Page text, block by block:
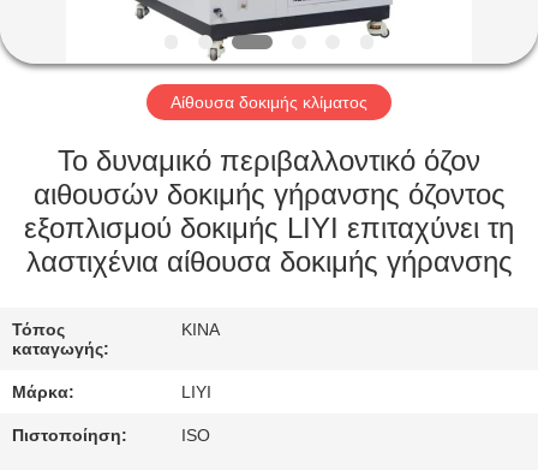
ΓΎΡΟΣ
ΕΡΓΟΣΤΑΣΊΩΝ
ΠΟΙΟΤΙΚΌΣ
ΈΛΕΓΧΟΣ
ΕΛΆΤΕ
ΣΕ
ΕΠΑΦΉ
ΜΕ
Αίθουσα δοκιμής κλίματος
Το δυναμικό περιβαλλοντικό όζον
αιθουσών δοκιμής γήρανσης όζοντος
εξοπλισμού δοκιμής LIYI επιταχύνει τη
λαστιχένια αίθουσα δοκιμής γήρανσης
Τόπος
καταγωγής:
ΚΙΝΑ
Μάρκα: LIYI
Πιστοποίηση: ISO